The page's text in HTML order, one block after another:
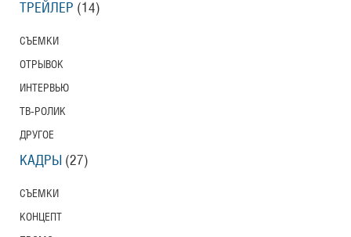
ТРЕЙЛЕР (14)
СЪЕМКИ
ОТРЫВОК
ИНТЕРВЬЮ
ТВ-РОЛИК
ДРУГОЕ
КАДРЫ (27)
СЪЕМКИ
КОНЦЕПТ